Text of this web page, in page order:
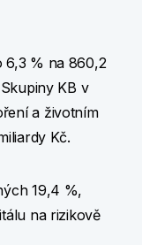
6,3 % na 860,2
KB v
a životním
Kč.
19,4 %,
na rizikově